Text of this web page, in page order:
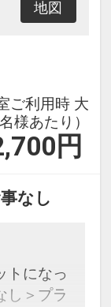
地図
ご利用時 大
様あたり）
円
なし
トになっ
し＞プラ